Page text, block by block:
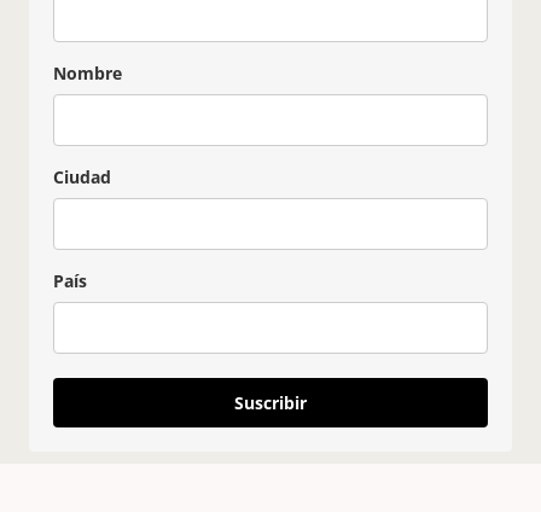
Nombre
Ciudad
País
Suscribir